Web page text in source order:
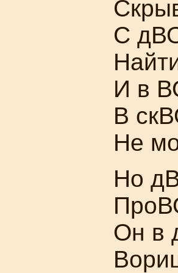
С
И в
В
Не
Но
Он в